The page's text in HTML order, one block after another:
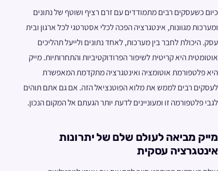
כיום כשעסקים רבים מתמודדים עם זרם רציף ושוטף של נתונים
ומערכות מגוונות, אינטגרציה הפכה לכלי אסטרטגי לכל ארגון ובית
עסק. היכולת לחבר בין מערכות, לאחד נתונים ולייעל תהליכים
אוטומטית היא קריטית לשיפור הפרודוקטיביות והתחרותיות. מייק
היא פלטפורמת אוטומציה ואינטגרציה מתקדמת המאפשרת
לעסקים רבים לממש את מלוא הפוטנציאל הזה. אם גם אתם תוהים
לגבי פלטפורמה זו ומעוניינים לדעת יותר הגעתם אל המקום הנכון.
מייק מביאה לעולם שלם של יתרונות
אינטגרציה עסקית